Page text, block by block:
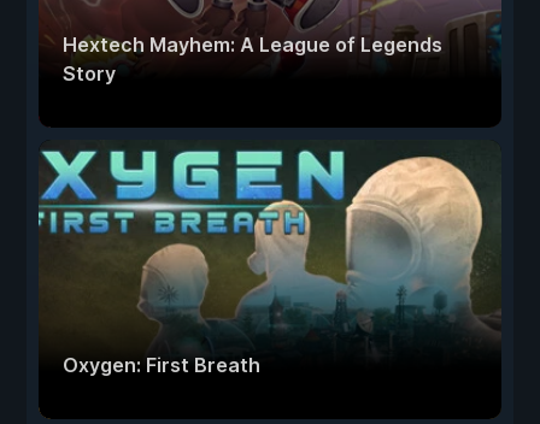
Hextech Mayhem: A League of Legends
Story
Oxygen: First Breath